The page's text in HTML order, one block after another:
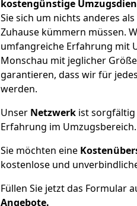
kostengünstige
Sie sich um nichts anderes
Zuhause kümmern müssen.
umfangreiche Erfahrung mit
Monschau mit jeglicher
garantieren, dass wir für
werden.
Unser Netzwerk ist sorgfältig
Erfahrung im Umzugsbereich.
Sie möchten eine
kostenlose und
Füllen Sie jetzt das Formular
Angebote.